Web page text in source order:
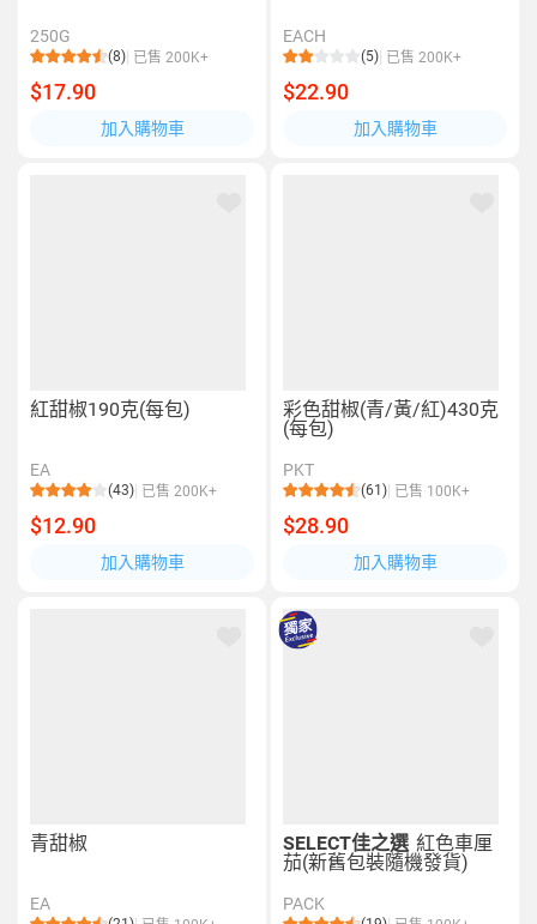
250G
(8) 已售 200K+
$17.90
加入購物車
EACH
(5) 已售 200K+
$22.90
加入購物車
紅甜椒190克(每包)
EA
(43) 已售 200K+
$12.90
加入購物車
彩色甜椒(青/黃/紅)430克
(每包)
PKT
(61) 已售 100K+
$28.90
加入購物車
青甜椒
EA
SELECT佳之選 紅色車厘
茄(新舊包裝隨機發貨)
PACK